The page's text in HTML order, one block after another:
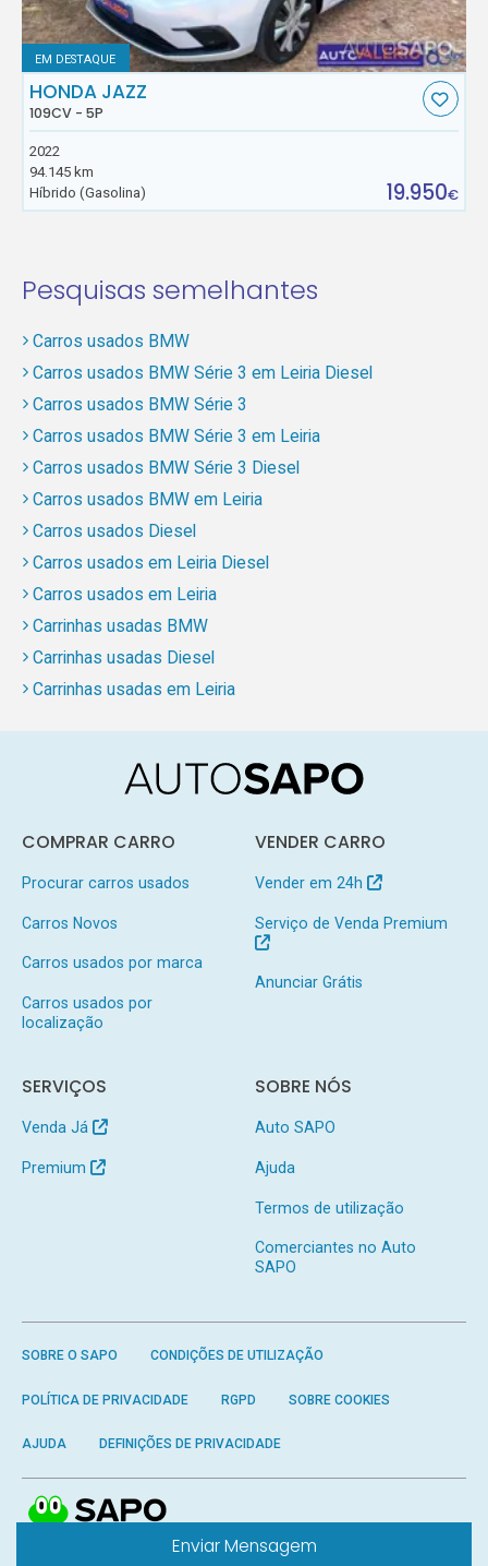
Enviar Mensagem
EM DESTAQUE
HONDA JAZZ
109CV - 5P
2022
94.145 km
Híbrido (Gasolina)
19.950€
Pesquisas semelhantes
Carros usados BMW
Carros usados BMW Série 3 em Leiria Diesel
Carros usados BMW Série 3
Carros usados BMW Série 3 em Leiria
Carros usados BMW Série 3 Diesel
Carros usados BMW em Leiria
Carros usados Diesel
Carros usados em Leiria Diesel
Carros usados em Leiria
Carrinhas usadas BMW
Carrinhas usadas Diesel
Carrinhas usadas em Leiria
COMPRAR CARRO
Procurar carros usados
Carros Novos
Carros usados por marca
Carros usados por
localização
VENDER CARRO
Vender em 24h
Serviço de Venda Premium
Anunciar Grátis
SERVIÇOS
Venda Já
Premium
SOBRE NÓS
Auto SAPO
Ajuda
Termos de utilização
Comerciantes no Auto
SAPO
SOBRE O SAPO CONDIÇÕES DE UTILIZAÇÃO
POLÍTICA DE PRIVACIDADE RGPD SOBRE COOKIES
AJUDA DEFINIÇÕES DE PRIVACIDADE
SAPO- Todos os direitos reservados.